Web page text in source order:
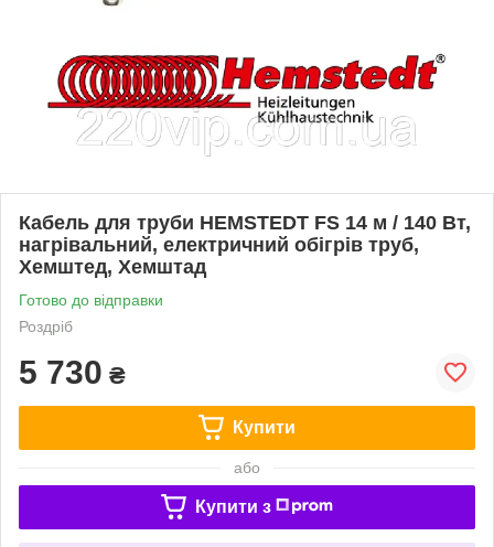
Кабель для труби HEMSTEDT FS 14 м / 140 Вт,
нагрівальний, електричний обігрів труб,
Хемштед, Хемштад
Готово до відправки
Роздріб
5 730 ₴
Купити
або
Купити з